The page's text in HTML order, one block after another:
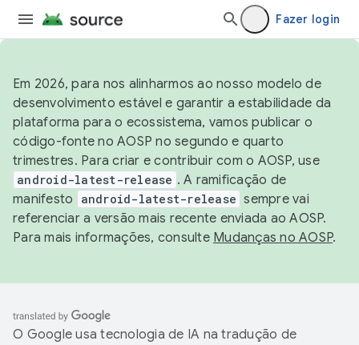
Fazer login
Em 2026, para nos alinharmos ao nosso modelo de
desenvolvimento estável e garantir a estabilidade da
plataforma para o ecossistema, vamos publicar o
código-fonte no AOSP no segundo e quarto
trimestres. Para criar e contribuir com o AOSP, use
android-latest-release . A ramificação de
manifesto
android-latest-release sempre vai
referenciar a versão mais recente enviada ao AOSP.
Para mais informações, consulte Mudanças no AOSP.
O Google usa tecnologia de IA na tradução de